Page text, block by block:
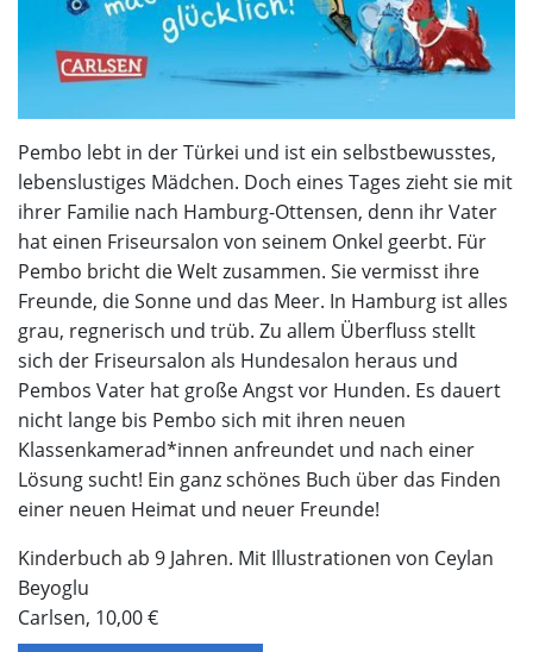
Pembo lebt in der Türkei und ist ein selbstbewusstes,
lebenslustiges Mädchen. Doch eines Tages zieht sie mit
ihrer Familie nach Hamburg-Ottensen, denn ihr Vater
hat einen Friseursalon von seinem Onkel geerbt. Für
Pembo bricht die Welt zusammen. Sie vermisst ihre
Freunde, die Sonne und das Meer. In Hamburg ist alles
grau, regnerisch und trüb. Zu allem Überfluss stellt
sich der Friseursalon als Hundesalon heraus und
Pembos Vater hat große Angst vor Hunden. Es dauert
nicht lange bis Pembo sich mit ihren neuen
Klassenkamerad*innen anfreundet und nach einer
Lösung sucht! Ein ganz schönes Buch über das Finden
einer neuen Heimat und neuer Freunde!
Kinderbuch ab 9 Jahren. Mit Illustrationen von Ceylan
Beyoglu
Carlsen, 10,00 €